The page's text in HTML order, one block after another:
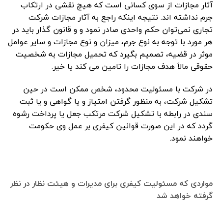
آثار مجازات از سوی کسانی است که هیچ نقشی در ارتکاب
جرم نداشته اند. نتیجه اینکه راجع به آثار مجازات شرکت
تجاری نمی‌توان حکم واحدی صادر نمود و و قانون گذار باید در
هر مورد با توجه به نوع جرم، میزان و نوع مجازات و سایر عوامل
موثر در قضیه، تصمیم بگیرد که تحمیل مجازات به شخصیت
حقوقی مالاَ هدف مجازات را تامین می کند یا خیر.
در شرکت با مسئولیت محدود، شخص ممکن است در حین
تشکیل شرکت، به منظور گرفتن امتیاز و یا گواهی و یا ثبت
سندی در رابطه با تشکیل شرکت مرتکب جعل یا پرداخت رشوه
گردد که در این صورت قوانین کیفری بر عمل وی حکومت
خواهند نمود.
مواردی که مسئولیت کیفری برای مدیرات و هیئت نظار در نظر
گرفته خواهد شد